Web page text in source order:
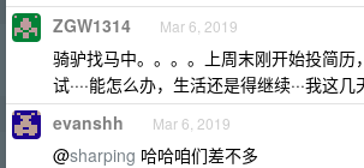
ZGW1314 Mar 6, 2019
骑驴找马中。。。。上周末刚开始投简历
试····能怎么办，生活还是得继续···我这
evanshh Mar 6, 2019
@sharping 哈哈咱们差不多